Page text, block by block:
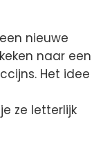
nieuwe
naar een
Het idee
ze letterlijk